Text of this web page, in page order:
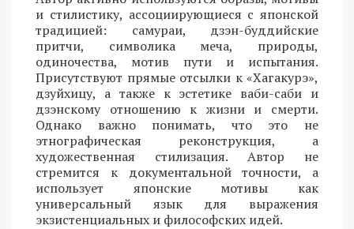
и стилистику, ассоциирующиеся с японской
традицией: самураи, дзэн-буддийские
притчи, символика меча, природы,
одиночества, мотив пути и испытания.
Присутствуют прямые отсылки к «Хагакурэ»,
дзуйхицу, а также к эстетике ваби-саби и
дзэнскому отношению к жизни и смерти.
Однако важно понимать, что это не
этнографическая реконструкция, а
художественная стилизация. Автор не
стремится к документальной точности, а
использует японские мотивы как
универсальный язык для выражения
экзистенциальных и философских идей.